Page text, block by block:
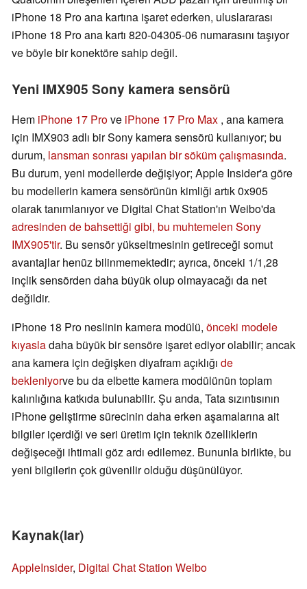
iPhone 18 Pro ana kartına işaret ederken, uluslararası
iPhone 18 Pro ana kartı 820-04305-06 numarasını taşıyor
ve böyle bir konektöre sahip değil.
Yeni IMX905 Sony kamera sensörü
Hem iPhone 17 Prove iPhone 17 Pro Max , ana kamera
için IMX903 adlı bir Sony kamera sensörü kullanıyor; bu
durum, lansman sonrası yapılan bir söküm çalışmasında.
Bu durum, yeni modellerde değişiyor; Apple Insider'a göre
bu modellerin kamera sensörünün kimliği artık 0x905
olarak tanımlanıyor ve Digital Chat Station'ın Weibo'da
adresinden de bahsettiği gibi, bu muhtemelen Sony
IMX905'tir. Bu sensör yükseltmesinin getireceği somut
avantajlar henüz bilinmemektedir; ayrıca, önceki 1/1,28
inçlik sensörden daha büyük olup olmayacağı da net
değildir.
iPhone 18 Pro neslinin kamera modülü, önceki modele
kıyasladaha büyük bir sensöre işaret ediyor olabilir; ancak
ana kamera için değişken diyafram açıklığı de
bekleniyorve bu da elbette kamera modülünün toplam
kalınlığına katkıda bulunabilir. Şu anda, Tata sızıntısının
iPhone geliştirme sürecinin daha erken aşamalarına ait
bilgiler içerdiği ve seri üretim için teknik özelliklerin
değişeceği ihtimali göz ardı edilemez. Bununla birlikte, bu
yeni bilgilerin çok güvenilir olduğu düşünülüyor.
Kaynak(lar)
AppleInsider, Digital Chat Station Weibo